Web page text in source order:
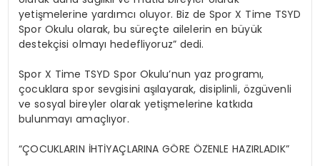
yetişmelerine yardımcı oluyor. Biz de Spor X Time TSYD
Spor Okulu olarak, bu süreçte ailelerin en büyük
destekçisi olmayı hedefliyoruz” dedi.
Spor X Time TSYD Spor Okulu’nun yaz programı,
çocuklara spor sevgisini aşılayarak, disiplinli, özgüvenli
ve sosyal bireyler olarak yetişmelerine katkıda
bulunmayı amaçlıyor.
“ÇOCUKLARIN İHTİYAÇLARINA GÖRE ÖZENLE HAZIRLADIK”